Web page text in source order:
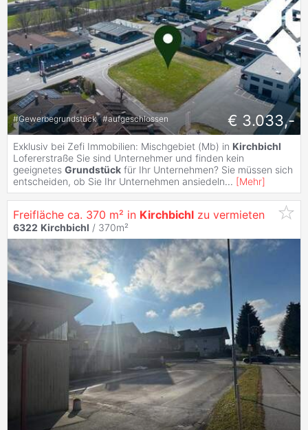
#Gewerbegrundstück #aufgeschlossen € 3.033,-
Exklusiv bei Zefi Immobilien: Mischgebiet (Mb) in Kirchbichl
Lofererstraße Sie sind Unternehmer und finden kein
geeignetes Grundstück für Ihr Unternehmen? Sie müssen sich
entscheiden, ob Sie Ihr Unternehmen ansiedeln... [Mehr]
Freifläche ca. 370 m² in Kirchbichl zu vermieten
6322 Kirchbichl / 370m²